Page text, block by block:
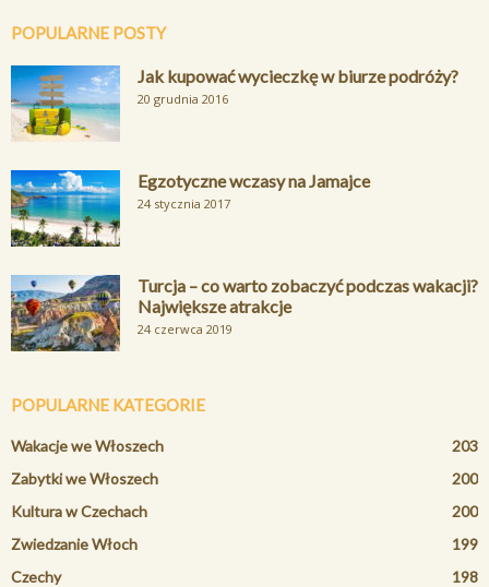
POPULARNE POSTY
Jak kupować wycieczkę w biurze podróży?
20 grudnia 2016
Egzotyczne wczasy na Jamajce
24 stycznia 2017
Turcja – co warto zobaczyć podczas wakacji?
Największe atrakcje
24 czerwca 2019
POPULARNE KATEGORIE
Wakacje we Włoszech
203
Zabytki we Włoszech
200
Kultura w Czechach
200
Zwiedzanie Włoch
199
Czechy
198